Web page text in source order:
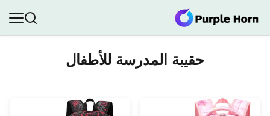
حقيبة المدرسة للأطفال